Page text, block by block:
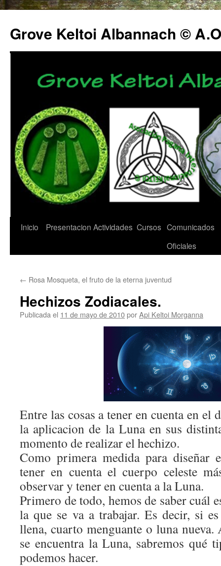
Grove Keltoi Albannach ©
Saltar
Inicio Presentacion Actividades Cursos Comunicados
Oficiales
← Rosa Mosqueta, el fruto de la eterna juventud
Hechizos Zodiacales.
Publicada el 11 de mayo de 2010porApi Keltoi Morganna
Entre las cosas a tener en cuenta en el
la aplicacion de la Luna en sus
momento de realizar el hechizo.
Como primera medida para diseñar
tener en cuenta el cuerpo celeste
observar y tener en cuenta a la Luna.
Primero de todo, hemos de saber cuál
la que se va a trabajar. Es decir, si
llena, cuarto menguante o luna nueva.
se encuentra la Luna, sabremos qué
podemos hacer.